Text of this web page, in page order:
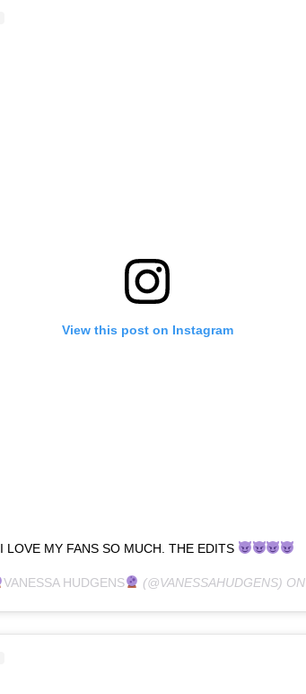
View this post on Instagram
I LOVE MY FANS SO MUCH. THE EDITS
VANESSA HUDGENS (@VANESSAHUDGENS) ON